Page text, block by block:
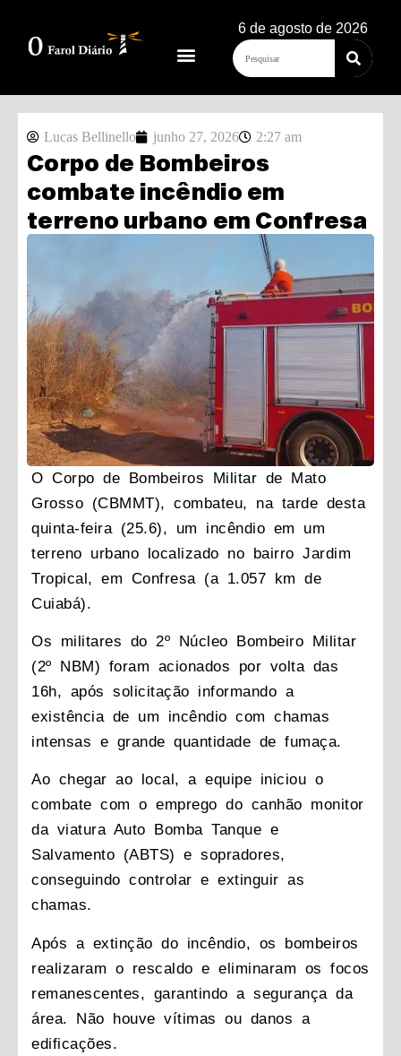
6 de agosto de 2026
Lucas Bellinello junho 27, 2026 2:27 am
Corpo de Bombeiros
combate incêndio em
terreno urbano em Confresa
O Corpo de Bombeiros Militar de Mato
Grosso (CBMMT), combateu, na tarde desta
quinta-feira (25.6), um incêndio em um
terreno urbano localizado no bairro Jardim
Tropical, em Confresa (a 1.057 km de
Cuiabá).
Os militares do 2º Núcleo Bombeiro Militar
(2º NBM) foram acionados por volta das
16h, após solicitação informando a
existência de um incêndio com chamas
intensas e grande quantidade de fumaça.
Ao chegar ao local, a equipe iniciou o
combate com o emprego do canhão monitor
da viatura Auto Bomba Tanque e
Salvamento (ABTS) e sopradores,
conseguindo controlar e extinguir as
chamas.
Após a extinção do incêndio, os bombeiros
realizaram o rescaldo e eliminaram os focos
remanescentes, garantindo a segurança da
área. Não houve vítimas ou danos a
edificações.